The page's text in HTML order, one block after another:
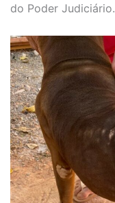
do Poder Judiciário.